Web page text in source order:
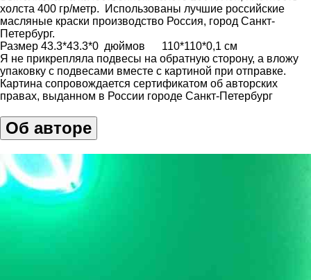
холста 400 гр/метр. Использованы лучшие российские
масляные краски производство Россия, город Санкт-
Петербург.
Размер 43.3*43.3*0 дюймов 110*110*0,1 см
Я не прикрепляла подвесы на обратную сторону, а вложу
упаковку с подвесами вместе с картиной при отправке.
Картина сопровождается сертификатом об авторских
правах, выданном в России городе Санкт-Петербург
Об авторе